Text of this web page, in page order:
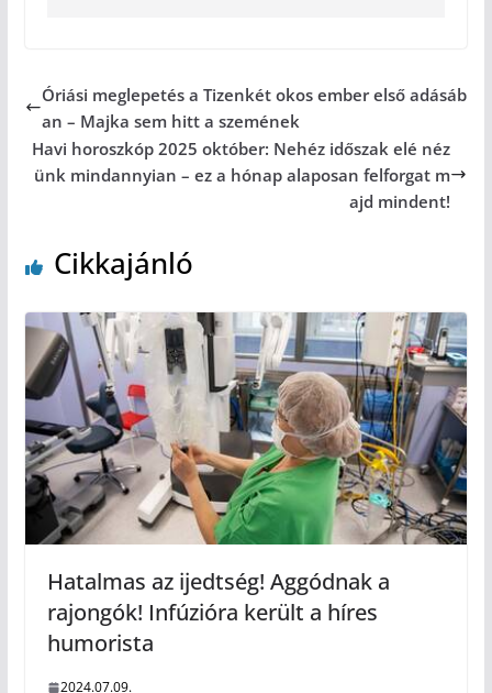
Óriási meglepetés a Tizenkét okos ember első adásáb
an – Majka sem hitt a szemének
Havi horoszkóp 2025 október: Nehéz időszak elé néz
ünk mindannyian – ez a hónap alaposan felforgat m
ajd mindent!
Cikkajánló
Hatalmas az ijedtség! Aggódnak a
rajongók! Infúzióra került a híres
humorista
2024.07.09.